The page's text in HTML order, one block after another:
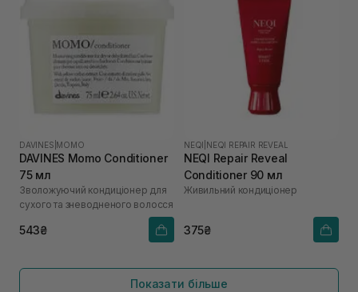
DAVINES MOMO
DAVINES Momo Conditioner
75 мл
Зволожуючий кондиціонер для
сухого та зневодненого волосся
543₴
NEQI NEQI REPAIR REVEAL
NEQI Repair Reveal
Conditioner 90 мл
Живильний кондиціонер
375₴
Показати більше